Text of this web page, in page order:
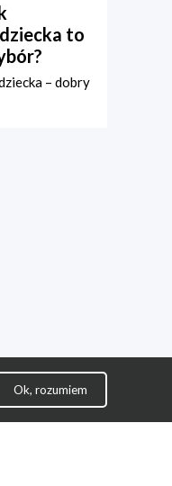
to
– dobry
Ok, rozumiem